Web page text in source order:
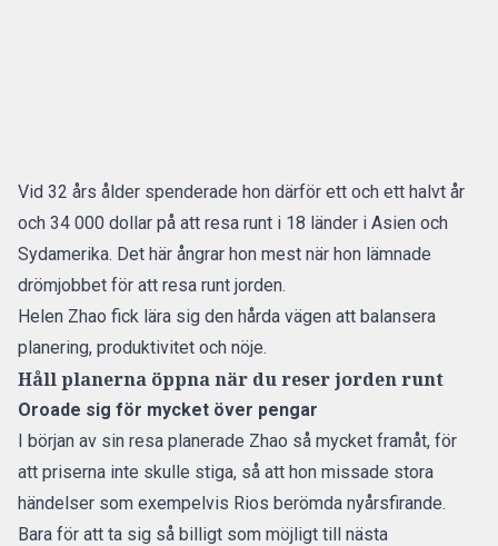
Vid 32 års ålder spenderade hon därför ett och ett halvt år
och 34 000 dollar på att resa runt i 18 länder i Asien och
Sydamerika. Det här ångrar hon mest när hon lämnade
drömjobbet för att resa runt jorden.
Helen Zhao fick lära sig den hårda vägen att balansera
planering, produktivitet och nöje.
Håll planerna öppna när du reser jorden runt
Oroade sig för mycket över pengar
I början av sin resa planerade Zhao så mycket framåt, för
att priserna inte skulle stiga, så att hon missade stora
händelser som exempelvis Rios berömda nyårsfirande.
Bara för att ta sig så billigt som möjligt till nästa